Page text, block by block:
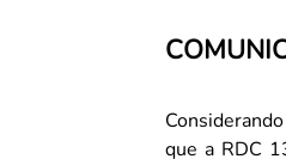
que a RDC